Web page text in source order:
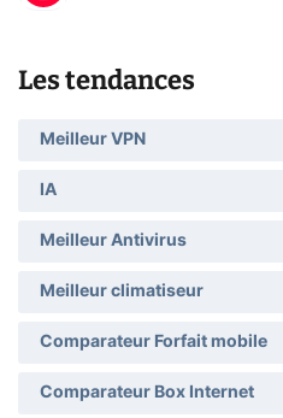
Les tendances
Meilleur VPN
IA
Meilleur Antivirus
Meilleur climatiseur
Comparateur Forfait mobile
Comparateur Box Internet